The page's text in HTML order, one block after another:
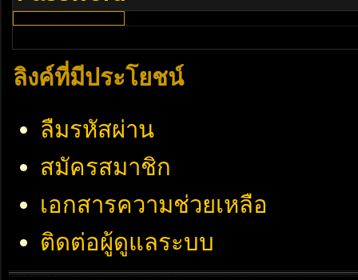
ลิงค์ที่มีประโยชน์
ลืมรหัสผ่าน
สมัครสมาชิก
เอกสารความช่วยเหลือ
ติดต่อผู้ดูแลระบบ